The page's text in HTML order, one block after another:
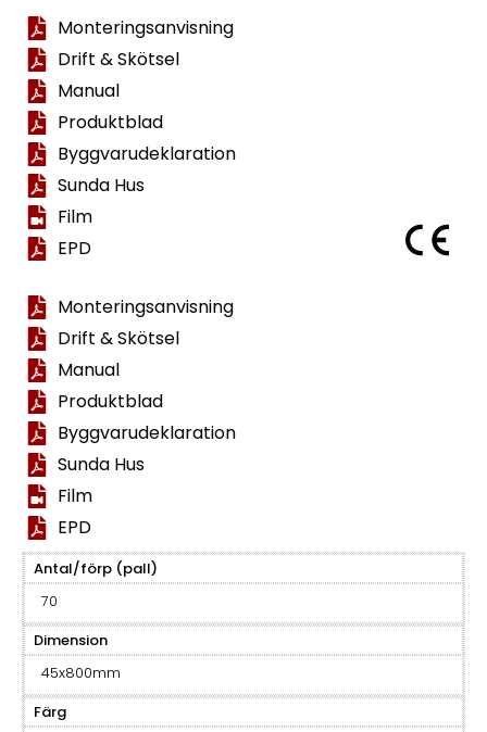
Monteringsanvisning
Drift & Skötsel
Manual
Produktblad
Byggvarudeklaration
Sunda Hus
Film
EPD
Monteringsanvisning
Drift & Skötsel
Manual
Produktblad
Byggvarudeklaration
Sunda Hus
Film
EPD
Antal/förp (pall)
70
Dimension
45x800mm
Färg